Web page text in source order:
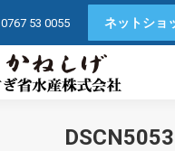
0767 53 0055 ネットショ
DSCN5053